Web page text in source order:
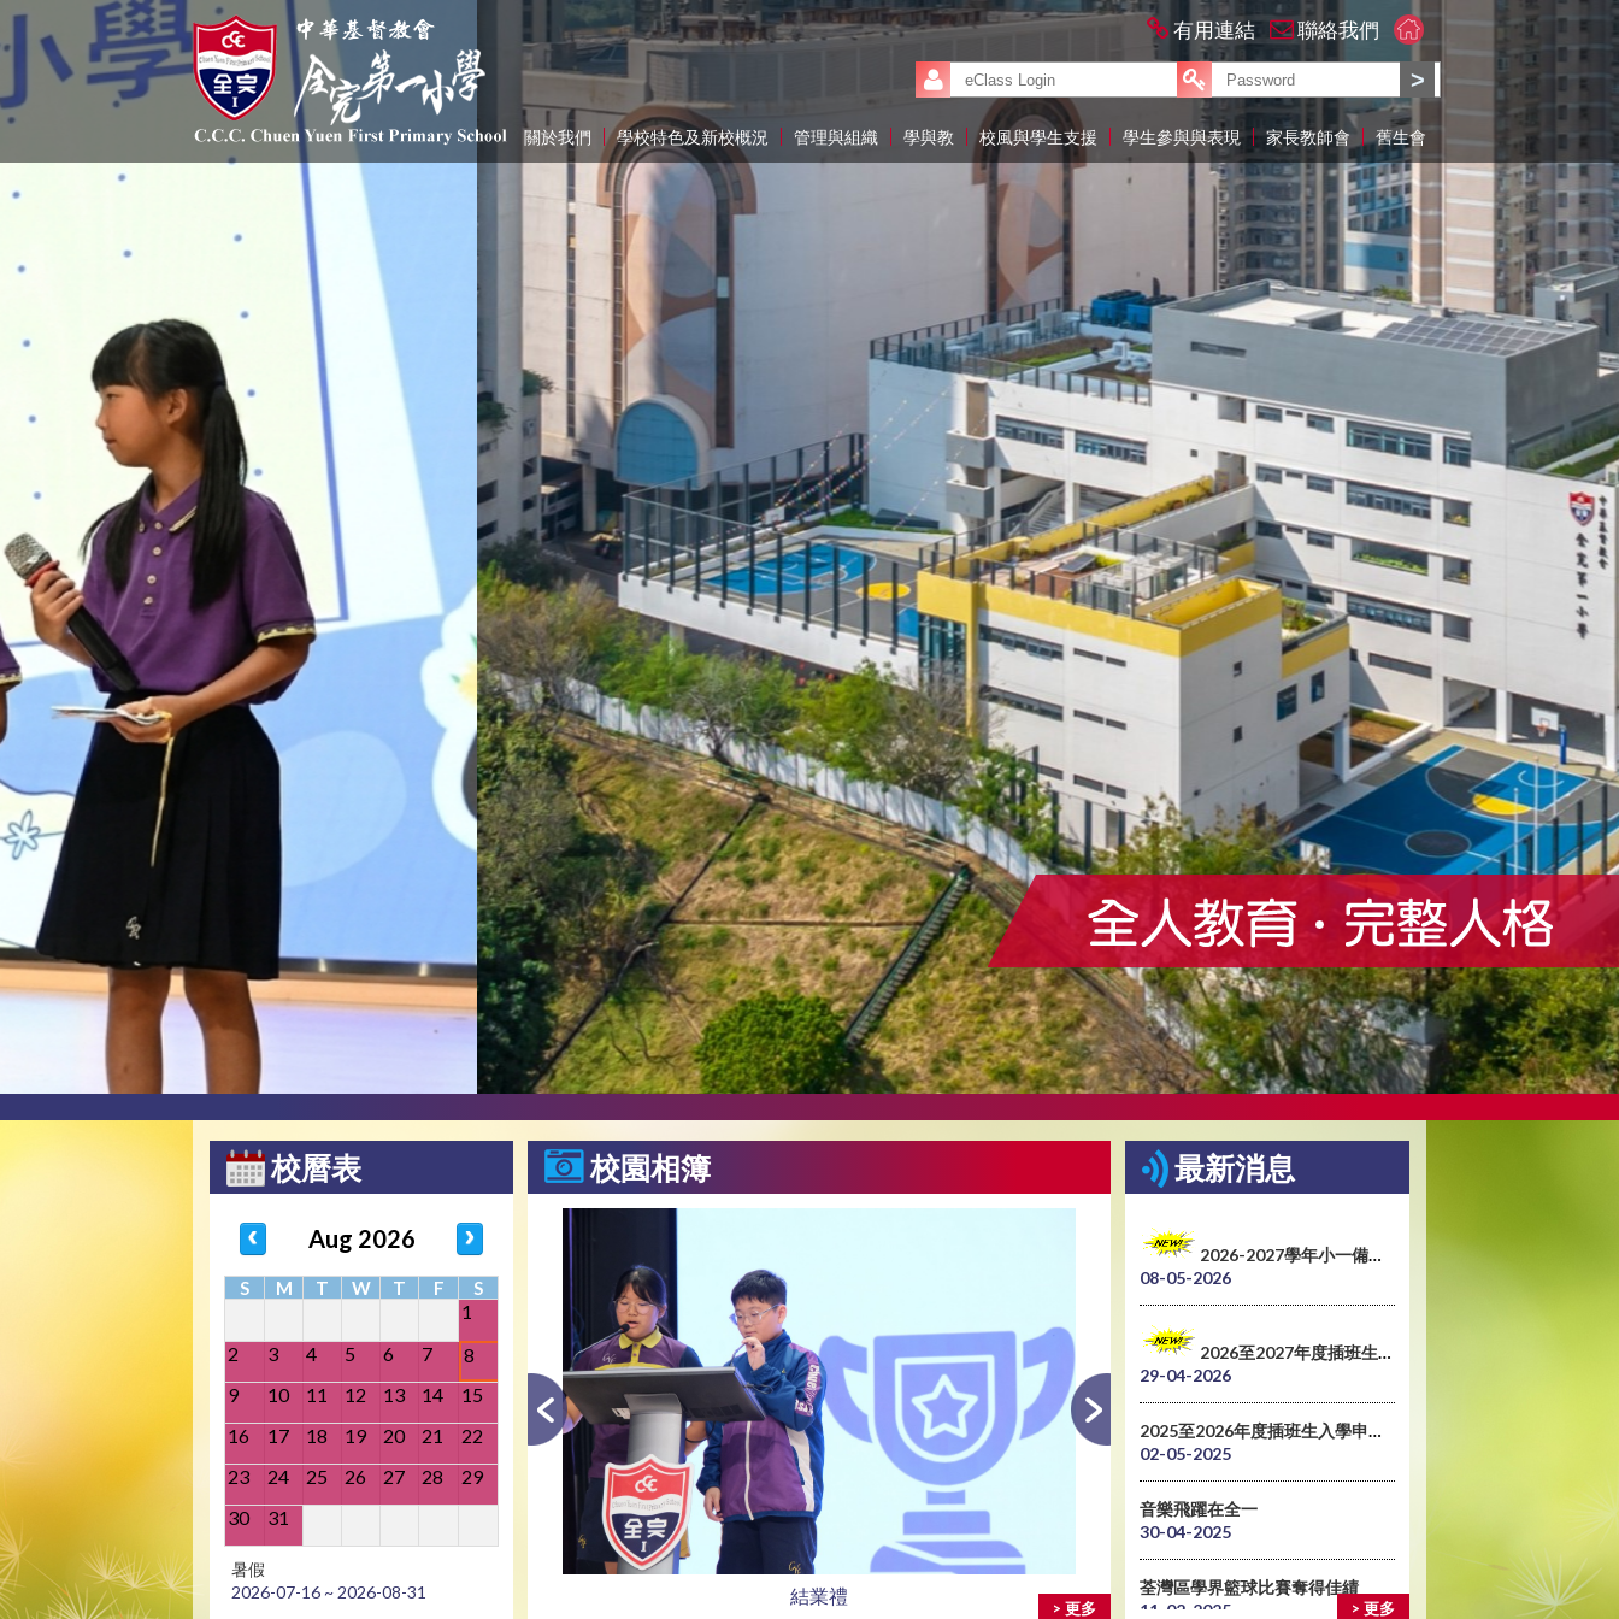
有用連結 聯絡我們
關於我們 學校特色及新校概況 管理與組織 學與教 校風與學生支援 學生參與與表現 家長教師會 舊生會
校曆表
Aug 2026
S M T W T F S
1
2
3 4 5 6 7
8
9
10 11 12 13 14
15
16
17 18 19 20 21
22
23
24 25 26 27 28
29
30
31
暑假
2026-07-16 ~ 2026-08-31
校園相簿
全完造星 結業禮 六年級畢業典禮
> 更多
最新消息
2026-2027學年小一備取生申請需知
08-05-2026
2026至2027年度插班生入學申請表
29-04-2026
2025至2026年度插班生入學申請表
02-05-2025
音樂飛躍在全一
30-04-2025
荃灣區學界籃球比賽奪得佳績
11-02-2025
> 更多